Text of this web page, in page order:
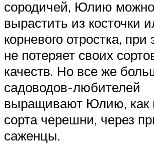
сородичей, Юлию можно
вырастить из косточки
корневого отростка, при
не потеряет своих
качеств. Но все же
садоводов-любителей
выращивают Юлию, как
сорта черешни, через
саженцы.